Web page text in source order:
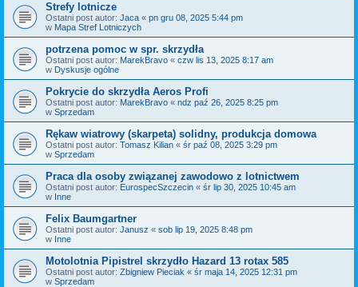
Strefy lotnicze
Ostatni post autor: Jaca « pn gru 08, 2025 5:44 pm
w Mapa Stref Lotniczych
potrzena pomoc w spr. skrzydła
Ostatni post autor: MarekBravo « czw lis 13, 2025 8:17 am
w Dyskusje ogólne
Pokrycie do skrzydła Aeros Profi
Ostatni post autor: MarekBravo « ndz paź 26, 2025 8:25 pm
w Sprzedam
Rękaw wiatrowy (skarpeta) solidny, produkcja domowa
Ostatni post autor: Tomasz Kilian « śr paź 08, 2025 3:29 pm
w Sprzedam
Praca dla osoby związanej zawodowo z lotnictwem
Ostatni post autor: EurospecSzczecin « śr lip 30, 2025 10:45 am
w Inne
Felix Baumgartner
Ostatni post autor: Janusz « sob lip 19, 2025 8:48 pm
w Inne
Motolotnia Pipistrel skrzydło Hazard 13 rotax 585
Ostatni post autor: Zbigniew Pieciak « śr maja 14, 2025 12:31 pm
w Sprzedam